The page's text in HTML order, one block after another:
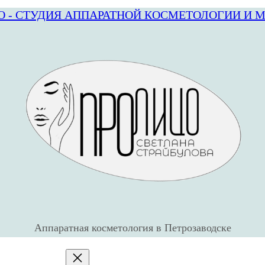
- СТУДИЯ АППАРАТНОЙ КОСМЕТОЛОГИИ И
Аппаратная косметология в Петрозаводске